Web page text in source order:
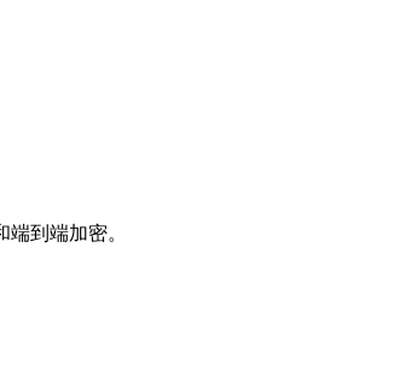
到端加密。